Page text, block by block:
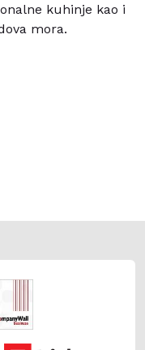
kuhinje kao i
mora.